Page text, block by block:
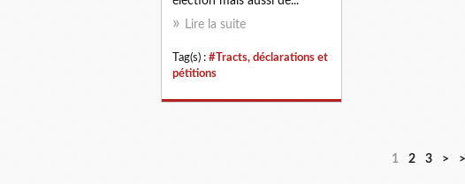
Lire la suite
Tag(s) : #Tracts, déclarations et
pétitions
1 2 3 >